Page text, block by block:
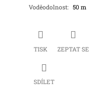
Voděodolnost: 50 m
TISK ZEPTAT SE
SDÍLET